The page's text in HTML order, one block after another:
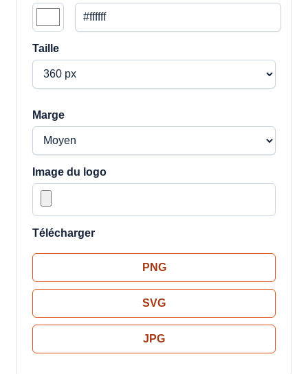
Taille
Marge
Image du logo
Télécharger
PNG
SVG
JPG